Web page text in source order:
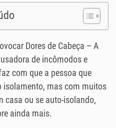
Dores de Cabeça – A
de incômodos e
com que a pessoa que
isolamento, mas com muitos
casa ou se auto-isolando,
ainda mais.